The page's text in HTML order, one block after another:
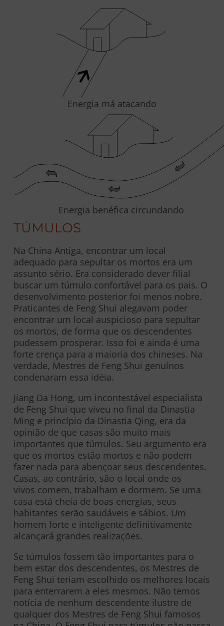
Energia má atacando
Energia benéfica circundando
TÚMULOS
Na China Antiga, encontrar um local
adequado para sepultar os mortos era um
assunto sério. Era considerado dever filial
buscar um túmulo confortável para os pais. O
desenvolvimento posterior foi menos nobre.
Praticantes de Feng Shui alegavam poder
encontrar um local auspicioso para sepultar
os mortos, de forma que os descendentes
pudessem prosperar. Isso foi e ainda é uma
forte crença para a maioria dos chineses. Na
verdade, Mestres de Feng Shui genuínos
condenaram essa idéia.
Jiang Da Hong, um incontestável especialista
de Feng Shui que viveu no final da Dinastia
Ming e princípio da Dinastia Qing, era da
opinião de que casas são muito mais
importantes que túmulos. Seu argumento era
que os mortos estão mortos e não podem
fazer nada para abençoar seus descendentes.
Casas, ao contrário, são o local onde os
vivos comem, trabalham e dormem. Se uma
casa está cheia de boas energias, seus
habitantes serão saudáveis e sábios. Um
homem forte e inteligente definitivamente
alcançará grandes realizações.
Se túmulos fossem tão importantes para o
bem estar dos descendentes, os Mestres de
Feng Shui teriam escolhido os melhores locais
para enterrarem a eles mesmos. Não temos
notícia de nenhum descendente ilustre de
qualquer dos Mestres de Feng Shui famosos